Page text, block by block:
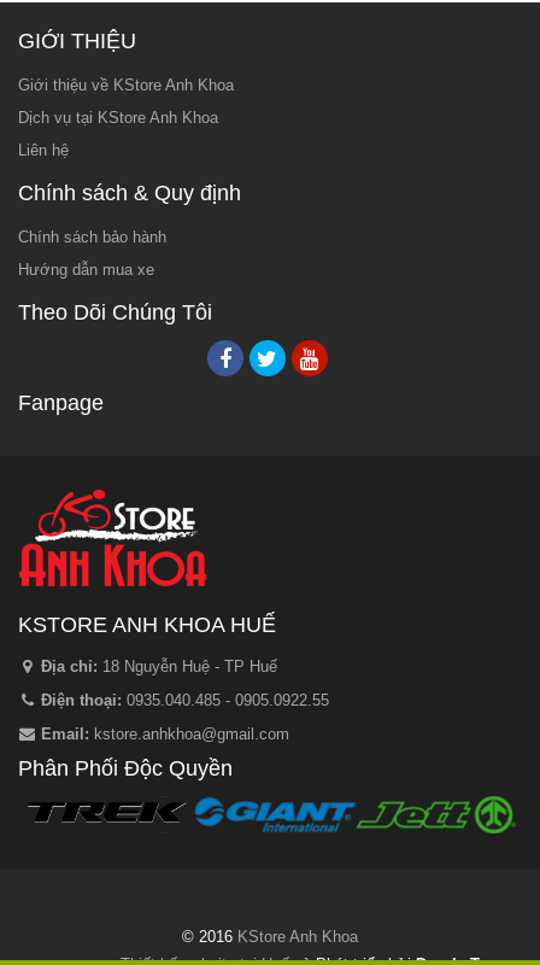
GIỚI THIỆU
Giới thiệu về KStore Anh Khoa
Dịch vụ tại KStore Anh Khoa
Liên hệ
Chính sách & Quy định
Chính sách bảo hành
Hướng dẫn mua xe
Theo Dõi Chúng Tôi
Fanpage
KSTORE ANH KHOA HUẾ
Địa chỉ: 18 Nguyễn Huệ - TP Huế
Điện thoại: 0935.040.485 - 0905.0922.55
Email: kstore.anhkhoa@gmail.com
Phân Phối Độc Quyền
© 2016 KStore Anh Khoa